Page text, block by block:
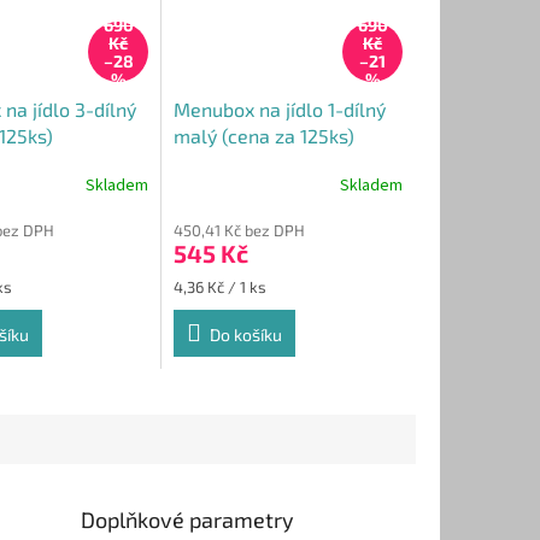
690
Kč
–28
%
na jídlo 3-dílný
Skladem
DPH
690
Kč
–21
%
Menubox na jídlo 1-dílný
malý (cena za 125ks)
Skladem
450,41 Kč bez DPH
545 Kč
Měrná
cena:
4,36 Kč / 1 ks
Do košíku
Doplňkové parametry